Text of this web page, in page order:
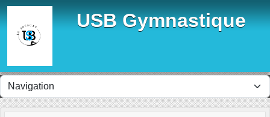
USB Gymnastique
Panneau de gestion des cookies